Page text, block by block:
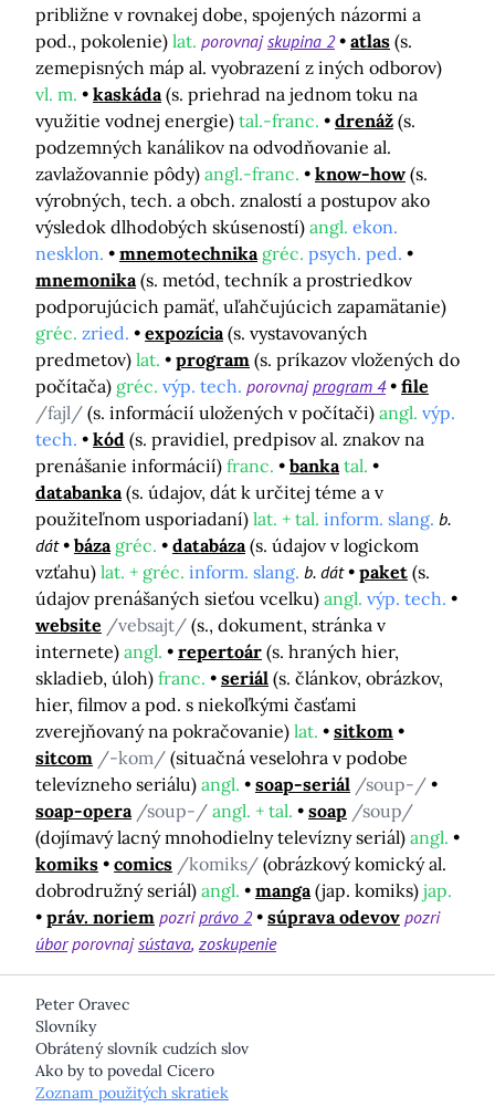
približne v rovnakej dobe, spojených názormi a
pod., pokolenie) lat. porovnajskupina 2 atlas (s.
zemepisných máp al. vyobrazení z iných odborov)
vl. m.
kaskáda (s. priehrad na jednom toku na
využitie vodnej energie) tal.-franc. drenáž (s.
podzemných kanálikov na odvodňovanie al.
zavlažovannie pôdy) angl.-franc. know-how (s.
výrobných, tech. a obch. znalostí a postupov ako
výsledok dlhodobých skúseností) angl. ekon.
nesklon.
mnemotechnika gréc. psych. ped.
mnemonika (s. metód, techník a prostriedkov
podporujúcich pamäť, uľahčujúcich zapamätanie)
gréc. zried. expozícia (s. vystavovaných
predmetov) lat. program (s. príkazov vložených do
počítača) gréc. výp. tech. porovnajprogram 4
file
/fajl/ (s. informácií uložených v počítači) angl. výp.
tech.
kód (s. pravidiel, predpisov al. znakov na
prenášanie informácií) franc. banka tal.
databanka (s. údajov, dát k určitej téme a v
použiteľnom usporiadaní) lat. + tal. inform. slang. b.
dát
báza gréc. databáza (s. údajov v logickom
vzťahu) lat. + gréc. inform. slang. b. dát paket (s.
údajov prenášaných sieťou vcelku) angl. výp. tech.
website /vebsajt/ (s., dokument, stránka v
internete) angl. repertoár (s. hraných hier,
skladieb, úloh) franc. seriál (s. článkov, obrázkov,
hier, filmov a pod. s niekoľkými časťami
zverejňovaný na pokračovanie) lat.
sitkom
sitcom /-kom/ (situačná veselohra v podobe
televízneho seriálu) angl. soap-seriál /soup-/
soap-opera /soup-/ angl. + tal. soap /soup/
(dojímavý lacný mnohodielny televízny seriál) angl.
komiks
comics /komiks/ (obrázkový komický al.
dobrodružný seriál) angl. manga (jap. komiks) jap.
práv. noriem pozriprávo 2 súprava odevov pozri
úbor porovnajsústava zoskupenie
Peter Oravec
Slovníky
Obrátený slovník cudzích slov
Ako by to povedal Cicero
Zoznam použitých skratiek